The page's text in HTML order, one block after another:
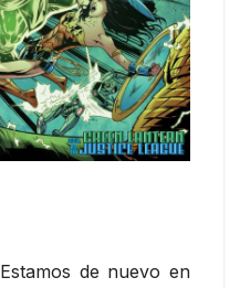
Estamos de nuevo en